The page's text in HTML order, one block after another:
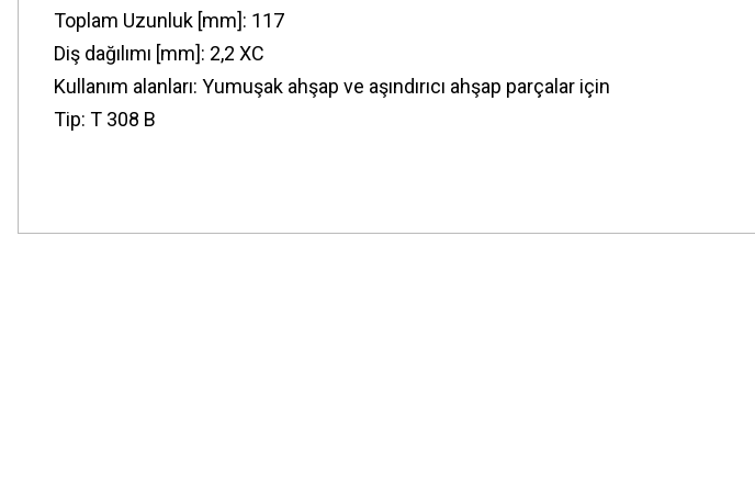
Toplam Uzunluk [mm]: 117
Diş dağılımı [mm]: 2,2 XC
Kullanım alanları: Yumuşak ahşap ve aşındırıcı ahşap parçalar için
Tip: T 308 B
Görüş ve önerileriniz için teşekkür ederiz.